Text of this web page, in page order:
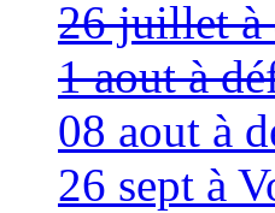
26 juillet
1 aout à
08 aout à
26 sept à